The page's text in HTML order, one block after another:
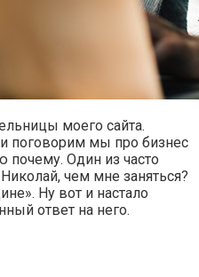
моего сайта.
поговорим мы про бизнес
Один из часто
чем мне заняться?
Ну вот и настало
ответ на него.